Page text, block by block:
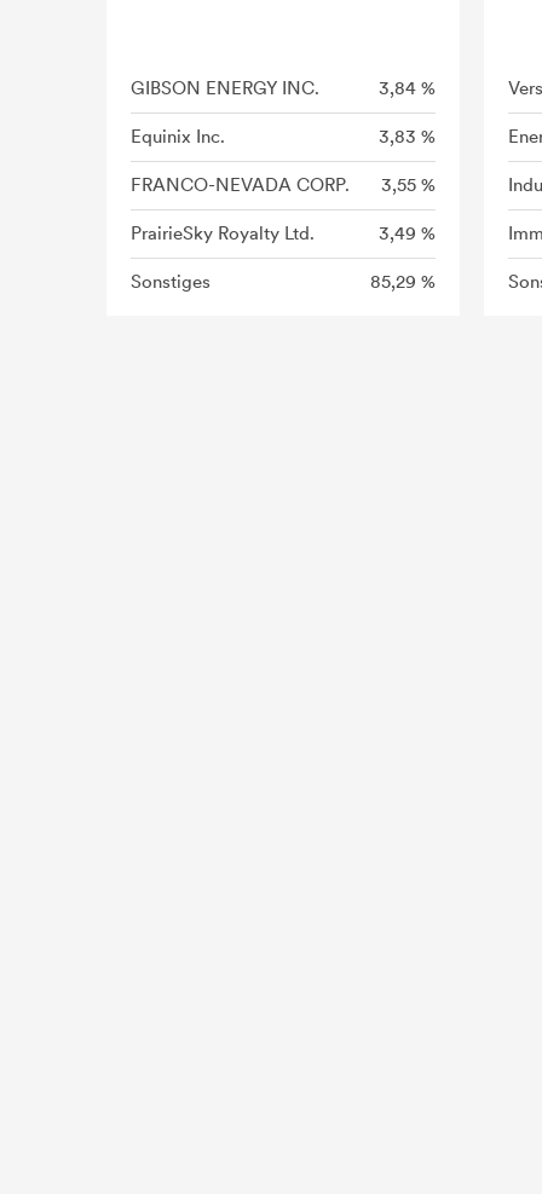
GIBSON ENERGY INC. 3,84 %
Equinix Inc. 3,83 %
FRANCO-NEVADA CORP. 3,55 %
PrairieSky Royalty Ltd. 3,49 %
Sonstiges 85,29 %